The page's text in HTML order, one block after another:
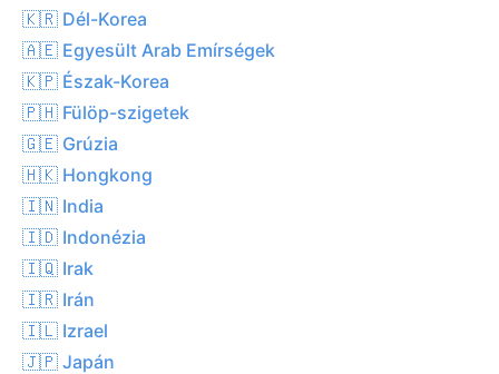
🇰🇷 Dél-Korea
🇦🇪 Egyesült Arab Emírségek
🇰🇵 Észak-Korea
🇵🇭 Fülöp-szigetek
🇬🇪 Grúzia
🇭🇰 Hongkong
🇮🇳 India
🇮🇩 Indonézia
🇮🇶 Irak
🇮🇷 Irán
🇮🇱 Izrael
🇯🇵 Japán